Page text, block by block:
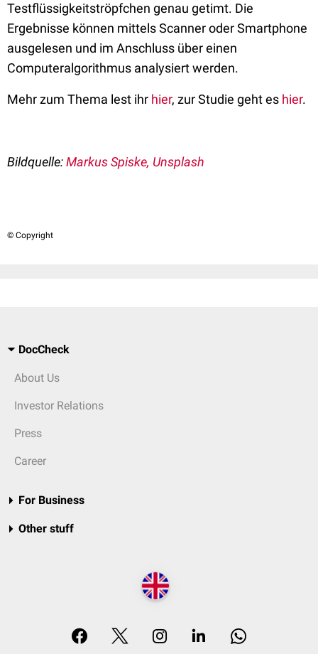
Testflüssigkeitströpfchen genau getimt. Die
Ergebnisse können mittels Scanner oder Smartphone
ausgelesen und im Anschluss über einen
Computeralgorithmus analysiert werden.
Mehr zum Thema lest ihr hier, zur Studie geht es hier.
Bildquelle:Markus Spiske, Unsplash
© Copyright
DocCheck
About Us
Investor Relations
Press
Career
For Business
Other stuff